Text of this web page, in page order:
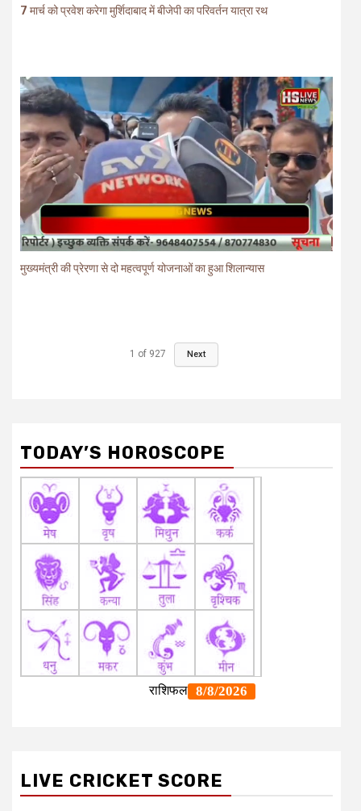
7 मार्च को प्रवेश करेगा मुर्शिदाबाद में बीजेपी का परिवर्तन यात्रा रथ
मुख्यमंत्री की प्रेरणा से दो महत्वपूर्ण योजनाओं का हुआ शिलान्यास
1 of 927 Next
TODAY’S HOROSCOPE
LIVE CRICKET SCORE